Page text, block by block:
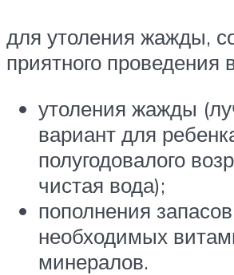
для утоления жажды,
приятного проведения
утоления жажды
вариант для
полугодовалого
чистая вода);
пополнения
необходимых
минералов.